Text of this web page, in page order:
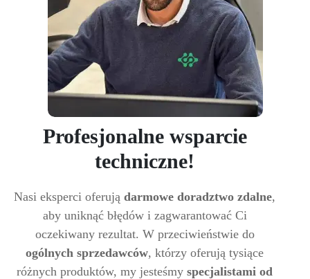
Profesjonalne wsparcie
techniczne!
Nasi eksperci oferują darmowe doradztwo zdalne,
aby uniknąć błędów i zagwarantować Ci
oczekiwany rezultat. W przeciwieństwie do
ogólnych sprzedawców, którzy oferują tysiące
różnych produktów, my jesteśmy specjalistami od